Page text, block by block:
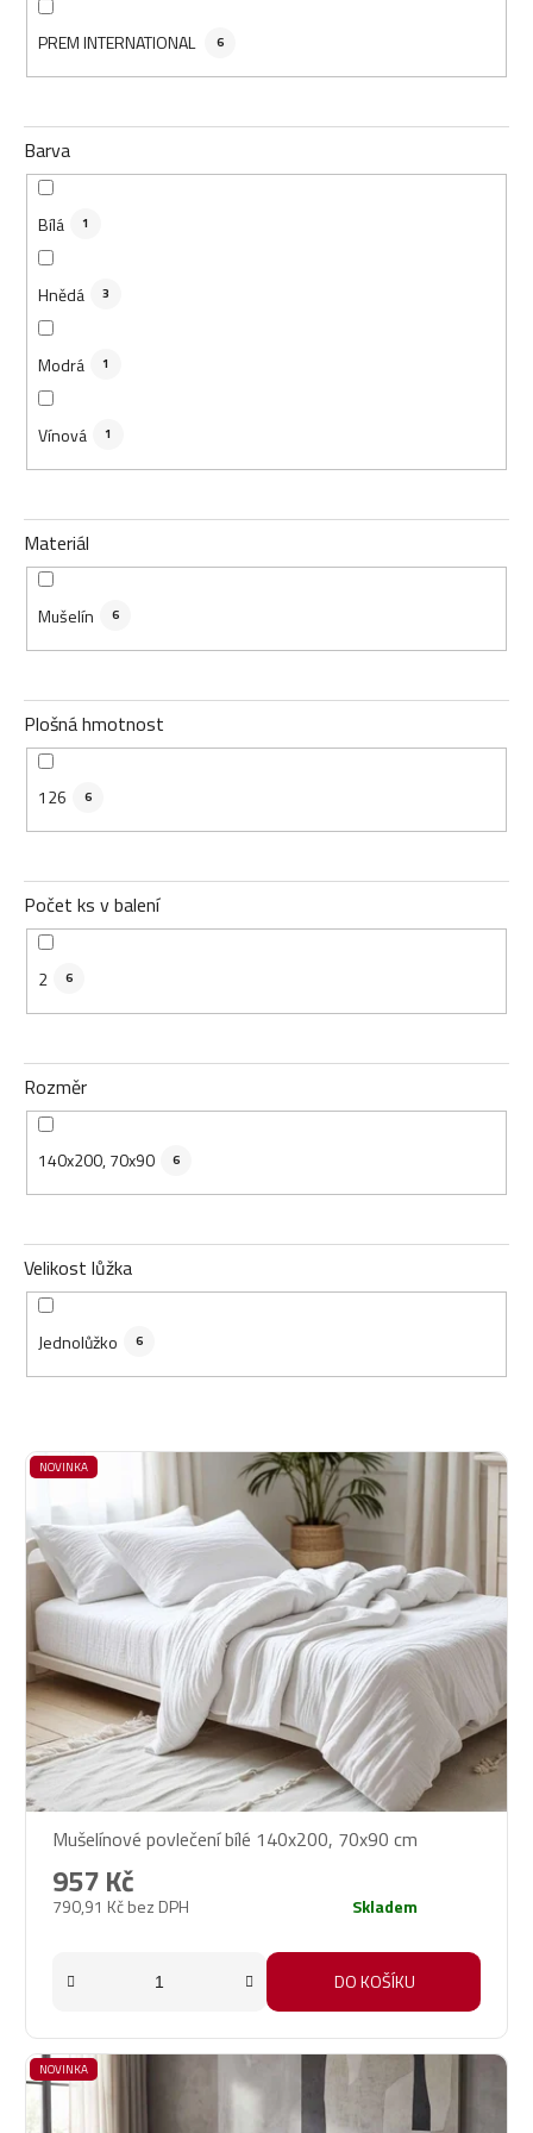
PREM INTERNATIONAL 6
Barva
Bílá 1
Hnědá 3
Modrá 1
Vínová 1
Materiál
Mušelín 6
Plošná hmotnost
126 6
Počet ks v balení
2 6
Rozměr
140x200, 70x90 6
Velikost lůžka
Jednolůžko 6
V
ý
i
s
o
d
u
k
t
ů
NOVINKA
Mušelínové povlečení bílé 140x200, 70x90 cm
790,91 Kč bez DPH
957 Kč
Skladem
DO KOŠÍKU
NOVINKA